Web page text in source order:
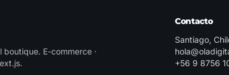
boutique. E-commerce ·
.
Contacto
Santiago,
+56 9 8756